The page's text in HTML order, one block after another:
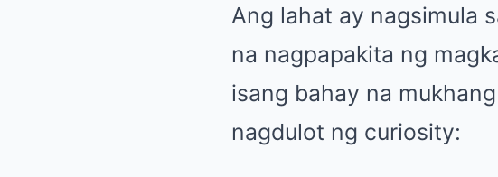
Ang lahat ay nagsimula
na nagpapakita ng
isang bahay na
nagdulot ng curiosity: